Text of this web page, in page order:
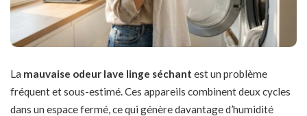
La mauvaise odeur lave linge séchant est un problème
fréquent et sous-estimé. Ces appareils combinent deux cycles
dans un espace fermé, ce qui génère davantage d’humidité